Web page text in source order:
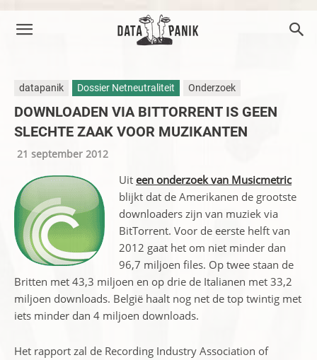
datapanik Dossier Netneutraliteit Onderzoek
DOWNLOADEN VIA BITTORRENT IS GEEN
SLECHTE ZAAK VOOR MUZIKANTEN
21 september 2012
Uit een onderzoek van Musicmetric
blijkt dat de Amerikanen de grootste
downloaders zijn van muziek via
BitTorrent. Voor de eerste helft van
2012 gaat het om niet minder dan
96,7 miljoen files. Op twee staan de
Britten met 43,3 miljoen en op drie de Italianen met 33,2
miljoen downloads. België haalt nog net de top twintig met
iets minder dan 4 miljoen downloads.
Het rapport zal de Recording Industry Association of